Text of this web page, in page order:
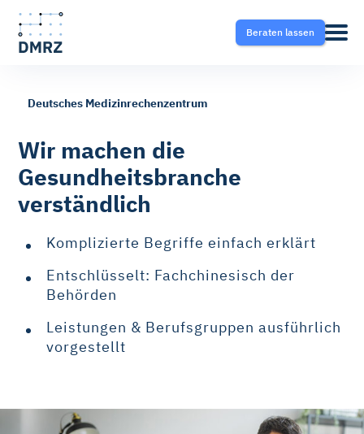
Beraten lassen
Krankentransport- und
Taxisoftware
Krankentransport-App
Fahrtvermittlung
Therapeutensoftware
Krankentransport
Heilmittel
Hilfsmittel
Selektivverträge
FAQ
Ratgeber
Deutsches Medizinrechenzentrum
Wir machen die
Gesundheitsbranche
verständlich
Komplizierte Begriffe einfach erklärt
Entschlüsselt: Fachchinesisch der
Behörden
Leistungen & Berufsgruppen ausführlich
vorgestellt